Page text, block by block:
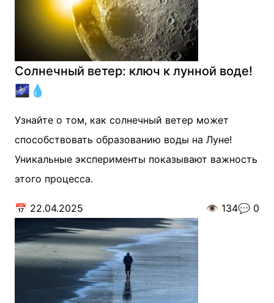
Солнечный ветер: ключ к лунной воде!
🌌💧
Узнайте о том, как солнечный ветер может
способствовать образованию воды на Луне!
Уникальные эксперименты показывают важность
этого процесса.
📅 22.04.2025 👁️ 134💬 0